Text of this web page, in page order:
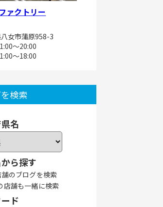
ァクトリー
女市蒲原958-3
～20:00
～18:00
検索
名
ら探す
舗のブログを検索
店舗も一緒に検索
ド